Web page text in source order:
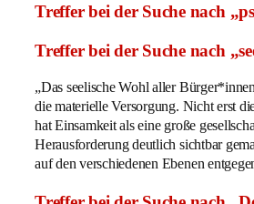
Treffer bei der Suche nach
Treffer bei der Suche nach
„Das seelische Wohl aller
die materielle Versorgung. Nicht erst
hat Einsamkeit als eine große
Herausforderung deutlich sichtbar
auf den verschiedenen Ebenen